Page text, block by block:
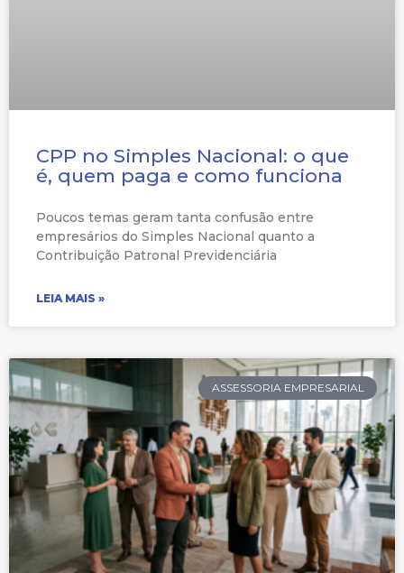
CPP no Simples Nacional: o que
é, quem paga e como funciona
Poucos temas geram tanta confusão entre
empresários do Simples Nacional quanto a
Contribuição Patronal Previdenciária
LEIA MAIS »
ASSESSORIA EMPRESARIAL